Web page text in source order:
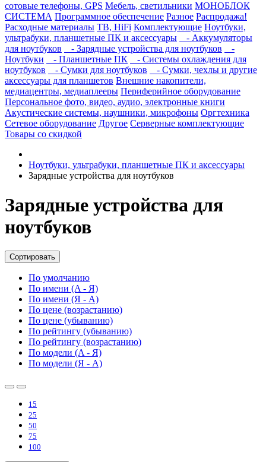
сотовые телефоны, GPS Мебель, светильники МОНОБЛОК
СИСТЕМА Программное обеспечение Разное Распродажа!
Расходные материалы ТВ, HiFi Комплектующие Ноутбуки,
ультрабуки, планшетные ПК и аксессуары
- Аккумуляторы
для ноутбуков
- Зарядные устройства для ноутбуков
-
Ноутбуки
- Планшетные ПК
- Системы охлаждения для
ноутбуков
- Сумки для ноутбуков
- Сумки, чехлы и другие
аксессуары для планшетов Внешние накопители,
медиацентры, медиаплееры Периферийное оборудование
Персональное фото, видео, аудио, электронные книги
Акустические системы, наушники, микрофоны Оргтехника
Сетевое оборудование Другое Серверные комплектующие
Товары со скидкой
Ноутбуки, ультрабуки, планшетные ПК и аксессуары
Зарядные устройства для ноутбуков
Зарядные устройства для
ноутбуков
Сортировать
По умолчанию
По имени (A - Я)
По имени (Я - A)
По цене (возрастанию)
По цене (убыванию)
По рейтингу (убыванию)
По рейтингу (возрастанию)
По модели (A - Я)
По модели (Я - A)
15
25
50
75
100